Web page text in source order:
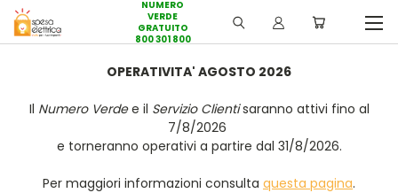
NUMERO
VERDE
GRATUITO
800 301 800
OPERATIVITA' AGOSTO 2026
Il Numero Verdee il Servizio Clientisaranno attivi fino al
7/8/2026
e torneranno operativi a partire dal 31/8/2026.
Per maggiori informazioni consulta questa pagina.